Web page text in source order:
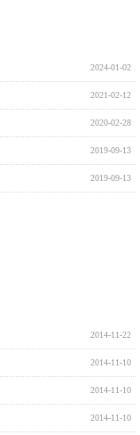
2024-01-02
2021-02-12
2020-02-28
2019-09-13
2019-09-13
2014-11-22
2014-11-10
2014-11-10
2014-11-10